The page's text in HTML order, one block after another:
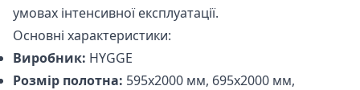
умовах інтенсивної експлуатації.
Основні характеристики:
Виробник: HYGGE
Розмір полотна: 595x2000 мм, 695x2000 мм,